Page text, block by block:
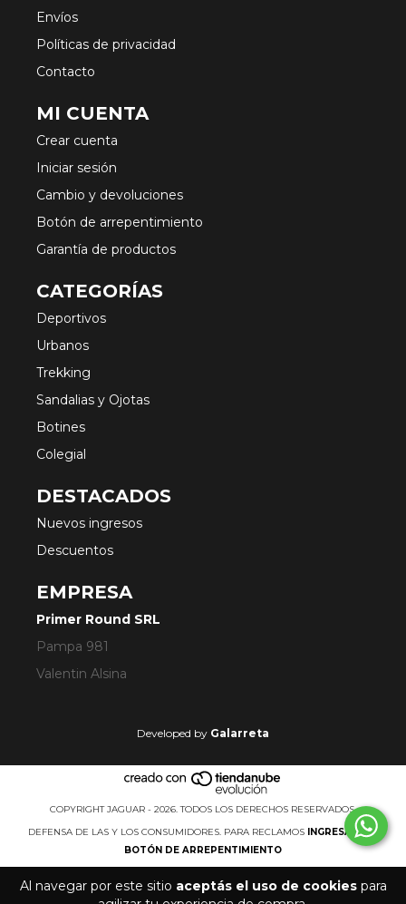
Al navegar por este sitio aceptás el uso de cookiespara
Envíos
Políticas de privacidad
Contacto
MI CUENTA
Crear cuenta
Iniciar sesión
Cambio y devoluciones
Botón de arrepentimiento
Garantía de productos
CATEGORÍAS
Deportivos
Urbanos
Trekking
Sandalias y Ojotas
Botines
Colegial
DESTACADOS
Nuevos ingresos
Descuentos
EMPRESA
Primer Round SRL
Pampa 981
Valentin Alsina
Developed by Galarreta
COPYRIGHT JAGUAR - 2026. TODOS LOS DERECHOS RESERVADOS.
DEFENSA DE LAS Y LOS CONSUMIDORES. PARA RECLAMOS INGRESÁ ACÁ.
BOTÓN DE ARREPENTIMIENTO